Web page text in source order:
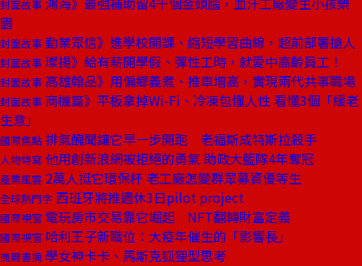
封面故事
園
封面故事 勤業眾信》進學校開課、縮短學習曲線，超前部署搶人
封面故事 璨揚》給有薪開學假、彈性工時，就愛中高齡員工！
封面故事 高雄翰品》用偏鄉義煮、推車增高，實現兩代共事職場
封面故事 商機篇》平板拿掉Wi-Fi、冷凍包懂人性 看懂3個「緩老
生意」
國際焦點 排氣醜聞讓它早一步開跑 老福斯成特斯拉殺手
人物特寫 他用創新浪網被拒絕的勇氣 助政大籃隊4年奪冠
產業風雲 2萬人挺它環保杯 老工廠怎變群眾募資優等生
全球熱門字 西班牙將推週休3日pilot project
國際視窗 電玩房市交易靠它崛起 NFT翻轉財富定義
國際視窗 哈利王子新職位：大疫年催生的「影響長」
商周書摘 學女神卡卡、馬斯克狐狸型思考